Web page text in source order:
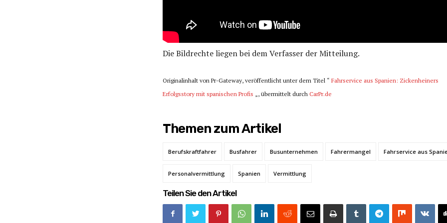
Die Bildrechte liegen bei dem Verfasser der Mitteilung.
Originalinhalt von Pr-Gateway, veröffentlicht unter dem Titel “ Fahrservice aus Spanien: Zickenheiners
Erfolgsstory mit spanischen Profis „, übermittelt durch CarPr.de
Themen zum Artikel
Berufskraftfahrer Busfahrer Busunternehmen Fahrermangel Fahrservice aus
Personalvermittlung Spanien Vermittlung
Teilen Sie den Artikel